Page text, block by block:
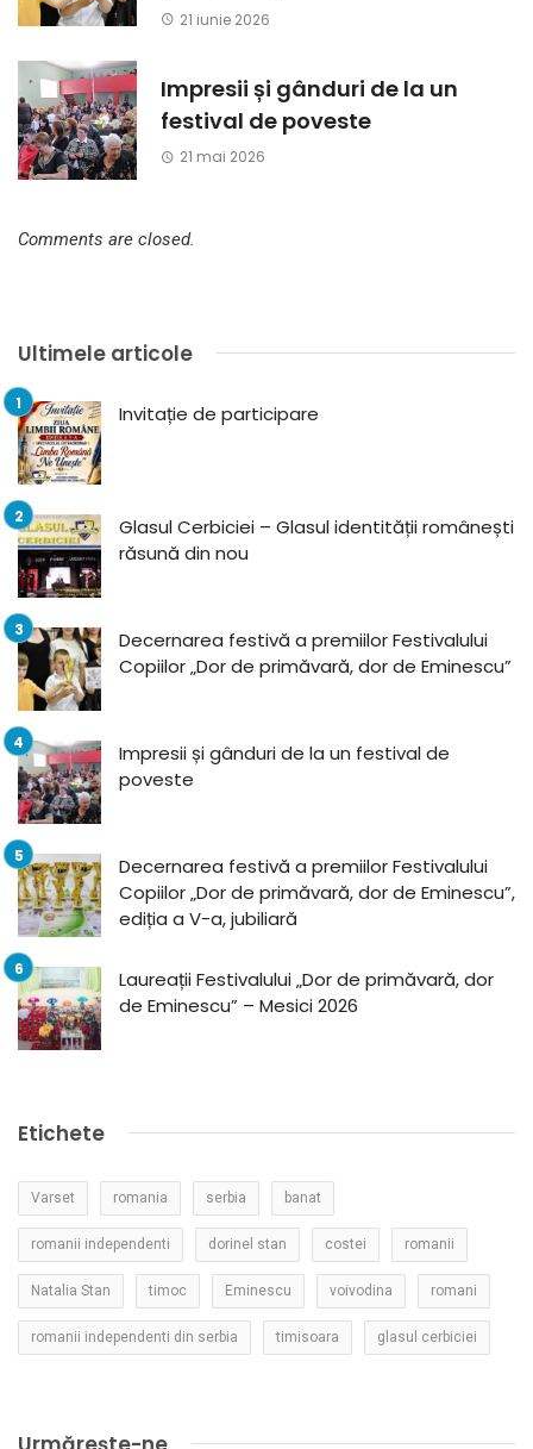
21 iunie 2026
Impresii și gânduri de la un
festival de poveste
21 mai 2026
Comments are closed.
Ultimele articole
Invitație de participare
Glasul Cerbiciei – Glasul identității românești
răsună din nou
Decernarea festivă a premiilor Festivalului
Copiilor „Dor de primăvară, dor de Eminescu”
Impresii și gânduri de la un festival de
poveste
Decernarea festivă a premiilor Festivalului
Copiilor „Dor de primăvară, dor de Eminescu”,
ediția a V-a, jubiliară
Laureații Festivalului „Dor de primăvară, dor
de Eminescu” – Mesici 2026
Etichete
Varset romania serbia banat
romanii independenti dorinel stan costei romanii
Natalia Stan timoc Eminescu voivodina romani
romanii independenti din serbia timisoara glasul cerbiciei